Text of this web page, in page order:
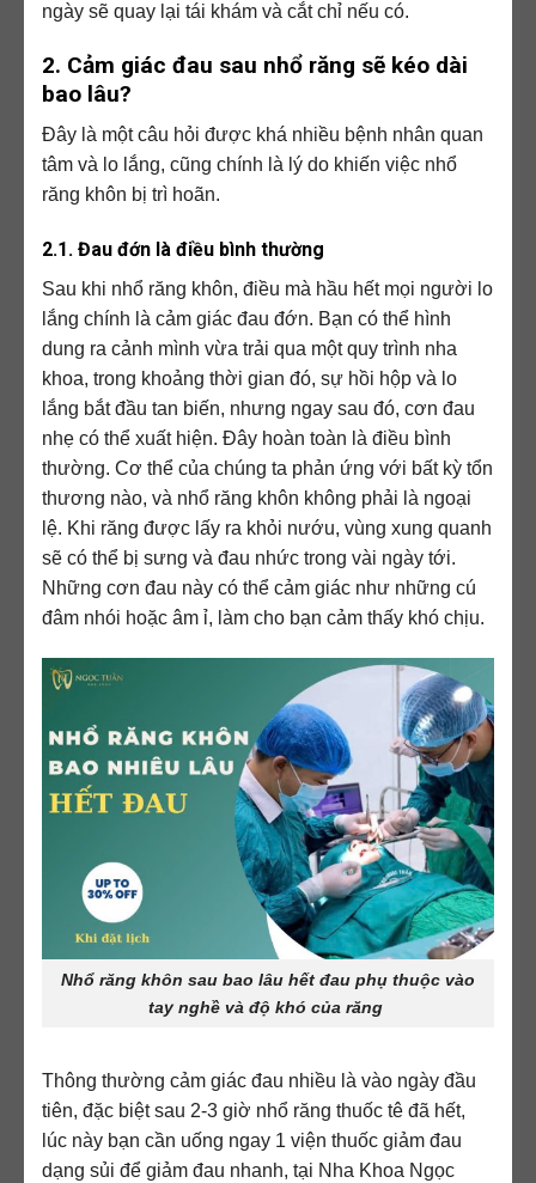
ngày sẽ quay lại tái khám và cắt chỉ nếu có.
2. Cảm giác đau sau nhổ răng sẽ kéo dài
bao lâu?
Đây là một câu hỏi được khá nhiều bệnh nhân quan
tâm và lo lắng, cũng chính là lý do khiến việc nhổ
răng khôn bị trì hoãn.
2.1. Đau đớn là điều bình thường
Sau khi nhổ răng khôn, điều mà hầu hết mọi người lo
lắng chính là cảm giác đau đớn. Bạn có thể hình
dung ra cảnh mình vừa trải qua một quy trình nha
khoa, trong khoảng thời gian đó, sự hồi hộp và lo
lắng bắt đầu tan biến, nhưng ngay sau đó, cơn đau
nhẹ có thể xuất hiện. Đây hoàn toàn là điều bình
thường. Cơ thể của chúng ta phản ứng với bất kỳ tổn
thương nào, và nhổ răng khôn không phải là ngoại
lệ. Khi răng được lấy ra khỏi nướu, vùng xung quanh
sẽ có thể bị sưng và đau nhức trong vài ngày tới.
Những cơn đau này có thể cảm giác như những cú
đâm nhói hoặc âm ỉ, làm cho bạn cảm thấy khó chịu.
Nhổ răng khôn sau bao lâu hết đau phụ thuộc vào
tay nghề và độ khó của răng
Thông thường cảm giác đau nhiều là vào ngày đầu
tiên, đặc biệt sau 2-3 giờ nhổ răng thuốc tê đã hết,
lúc này bạn cần uống ngay 1 viện thuốc giảm đau
dạng sủi để giảm đau nhanh, tại Nha Khoa Ngọc